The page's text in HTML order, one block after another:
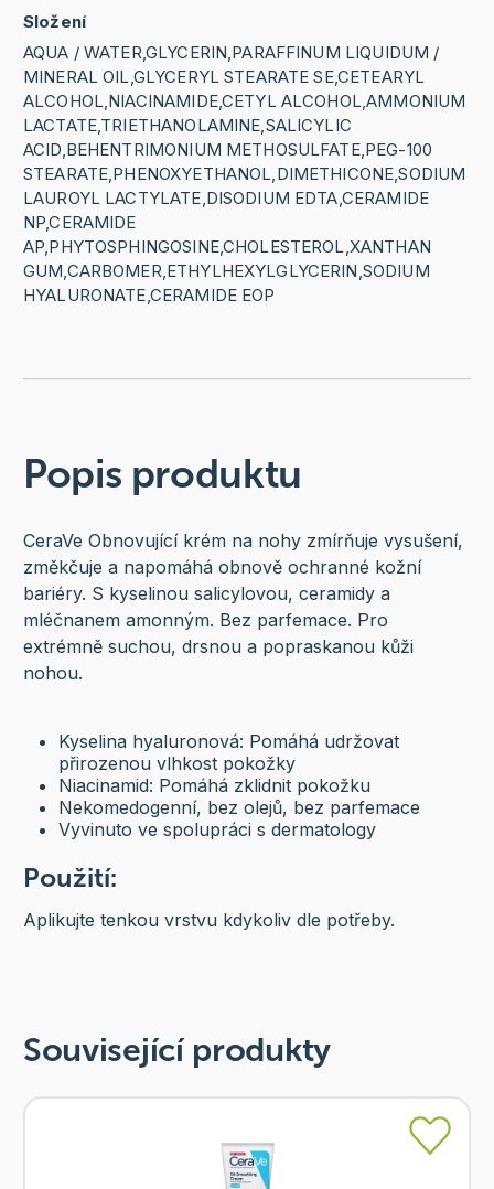
Složení
AQUA / WATER,GLYCERIN,PARAFFINUM LIQUIDUM /
MINERAL OIL,GLYCERYL STEARATE SE,CETEARYL
ALCOHOL,NIACINAMIDE,CETYL ALCOHOL,AMMONIUM
LACTATE,TRIETHANOLAMINE,SALICYLIC
ACID,BEHENTRIMONIUM METHOSULFATE,PEG-100
STEARATE,PHENOXYETHANOL,DIMETHICONE,SODIUM
LAUROYL LACTYLATE,DISODIUM EDTA,CERAMIDE
NP,CERAMIDE
AP,PHYTOSPHINGOSINE,CHOLESTEROL,XANTHAN
GUM,CARBOMER,ETHYLHEXYLGLYCERIN,SODIUM
HYALURONATE,CERAMIDE EOP
Popis produktu
CeraVe Obnovující krém na nohy zmírňuje vysušení,
změkčuje a napomáhá obnově ochranné kožní
bariéry. S kyselinou salicylovou, ceramidy a
mléčnanem amonným. Bez parfemace. Pro
extrémně suchou, drsnou a popraskanou kůži
nohou.
Kyselina hyaluronová: Pomáhá udržovat
přirozenou vlhkost pokožky
Niacinamid: Pomáhá zklidnit pokožku
Nekomedogenní, bez olejů, bez parfemace
Vyvinuto ve spolupráci s dermatology
Použití:
Aplikujte tenkou vrstvu kdykoliv dle potřeby.
Související produkty